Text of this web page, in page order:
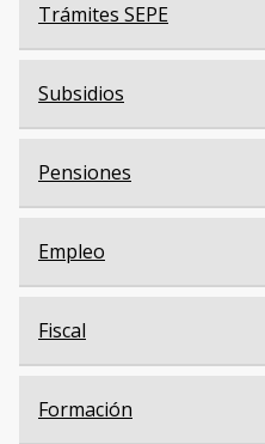
Trámites SEPE
Subsidios
Pensiones
Empleo
Fiscal
Formación